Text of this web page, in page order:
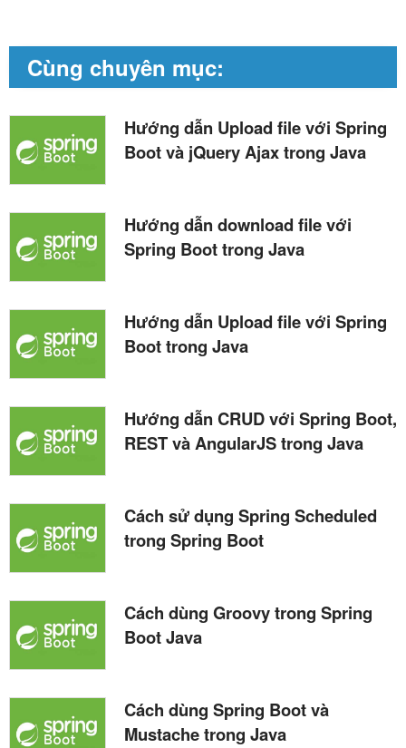
Cùng chuyên mục:
Hướng dẫn Upload file với Spring
Boot và jQuery Ajax trong Java
Hướng dẫn download file với
Spring Boot trong Java
Hướng dẫn Upload file với Spring
Boot trong Java
Hướng dẫn CRUD với Spring Boot,
REST và AngularJS trong Java
Cách sử dụng Spring Scheduled
trong Spring Boot
Cách dùng Groovy trong Spring
Boot Java
Cách dùng Spring Boot và
Mustache trong Java